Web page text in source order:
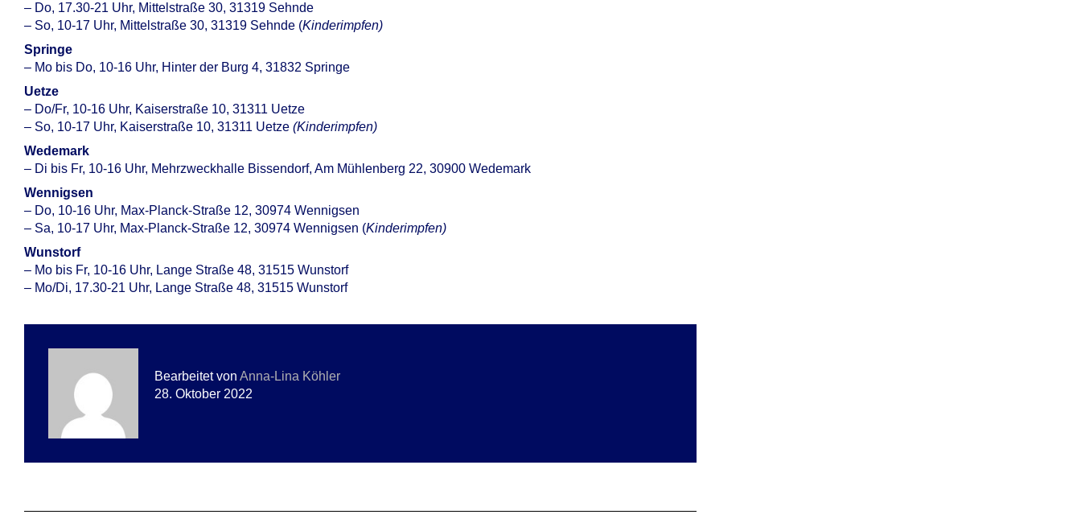
– Do, 17.30-21 Uhr, Mittelstraße 30, 31319 Sehnde
– So, 10-17 Uhr, Mittelstraße 30, 31319 Sehnde (Kinderimpfen)
Springe
– Mo bis Do, 10-16 Uhr, Hinter der Burg 4, 31832 Springe
Uetze
– Do/Fr, 10-16 Uhr, Kaiserstraße 10, 31311 Uetze
– So, 10-17 Uhr, Kaiserstraße 10, 31311 Uetze (Kinderimpfen)
Wedemark
– Di bis Fr, 10-16 Uhr, Mehrzweckhalle Bissendorf, Am Mühlenberg 22, 30900 Wedemark
Wennigsen
– Do, 10-16 Uhr, Max-Planck-Straße 12, 30974 Wennigsen
– Sa, 10-17 Uhr, Max-Planck-Straße 12, 30974 Wennigsen (Kinderimpfen)
Wunstorf
– Mo bis Fr, 10-16 Uhr, Lange Straße 48, 31515 Wunstorf
– Mo/Di, 17.30-21 Uhr, Lange Straße 48, 31515 Wunstorf
Bearbeitet von Anna-Lina Köhler
28. Oktober 2022